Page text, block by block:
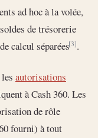
ad hoc à la volée,
de trésorerie
calcul séparées[3].
autorisations
à Cash 360. Les
de rôle
fourni) à tout